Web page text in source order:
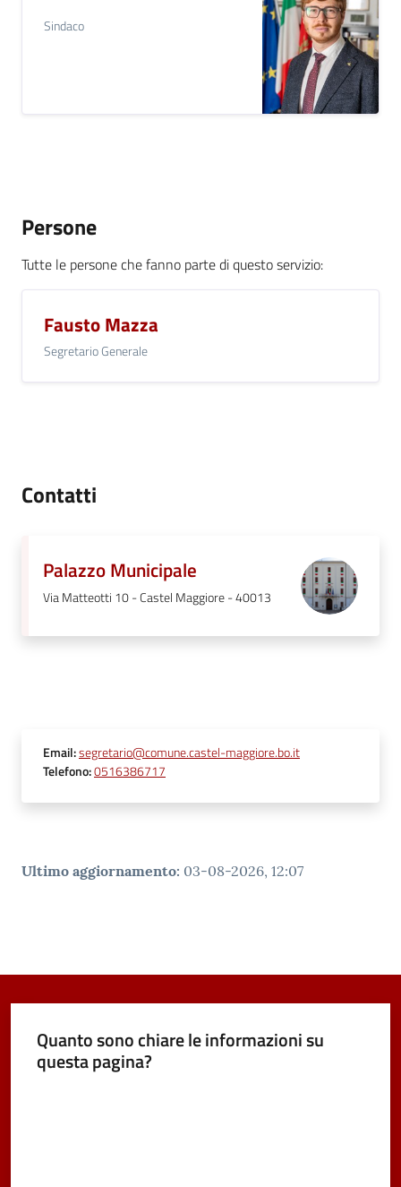
Seguici
Sindaco
Persone
Tutte le persone che fanno parte di questo servizio:
Fausto Mazza
Segretario Generale
Contatti
Palazzo Municipale
Via Matteotti 10 - Castel Maggiore - 40013
Email:segretario@comune.castel-maggiore.bo.it
Telefono:0516386717
Ultimo aggiornamento: 03-08-2026, 12:07
Quanto sono chiare le informazioni su
questa pagina?